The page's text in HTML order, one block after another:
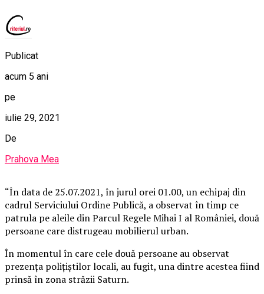
Publicat
acum 5 ani
pe
iulie 29, 2021
De
Prahova Mea
“În data de 25.07.2021, în jurul orei 01.00, un echipaj din
cadrul Serviciului Ordine Publică, a observat în timp ce
patrula pe aleile din Parcul Regele Mihai I al României, două
persoane care distrugeau mobilierul urban.
În momentul în care cele două persoane au observat
prezența polițiștilor locali, au fugit, una dintre acestea fiind
prinsă în zona străzii Saturn.